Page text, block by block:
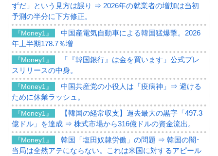
ずだ」という見方は誤り ⇒ 2026年の就業者の増加は当初
予測の半分に下方修正。
『Money1』
中国産電気自動車による韓国猛爆撃。2026
年上半期178.7％増
『Money1』
「『韓国銀行』は金を買います」公式プレ
スリリースの中身。
『Money1』
中国共産党の小役人は「疫病神」⇒ 避ける
ために休業ラッシュ。
『Money1』
【韓国の経常収支】過去最大の黒字「497.3
億ドル」を達成 ⇒ 株式市場から316億ドルの資金流出。
『Money1』
韓国「塩田奴隷労働」の問題 ⇒ 韓国の闇･
当局は全然アテにならない。これは米国に対するアピール